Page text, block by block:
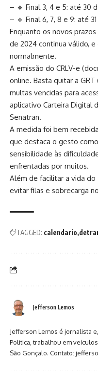
– 🔹 Final 3, 4 e 5: até 30
– 🔹 Final 6, 7, 8 e 9: até
Enquanto os novos
de 2024 continua válido,
normalmente.
A emissão do CRLV-e
online. Basta quitar a GRT
multas vencidas para
aplicativo Carteira Digital
Senatran.
A medida foi bem
que destaca o gesto
sensibilidade às
enfrentadas por muitos.
Além de facilitar a vida do
evitar filas e sobrecarga
TAGGED: calendario
Jefferson Lemos
Jefferson Lemos é jornalista
Política, trabalhou em
São Gonçalo. Contato: